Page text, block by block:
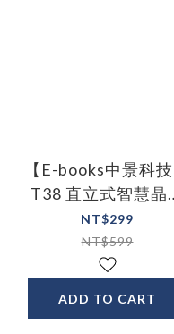
【E-books中景科技
T38 直立式智慧晶
讀卡機 台灣BSMI合
認證
NT$299
NT$599
ADD TO CART